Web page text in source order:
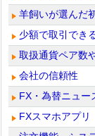
羊飼いが選んだ
少額で取引でき
取扱通貨ペア数
会社の信頼性
FX・為替ニュー
FXスマホアプリ